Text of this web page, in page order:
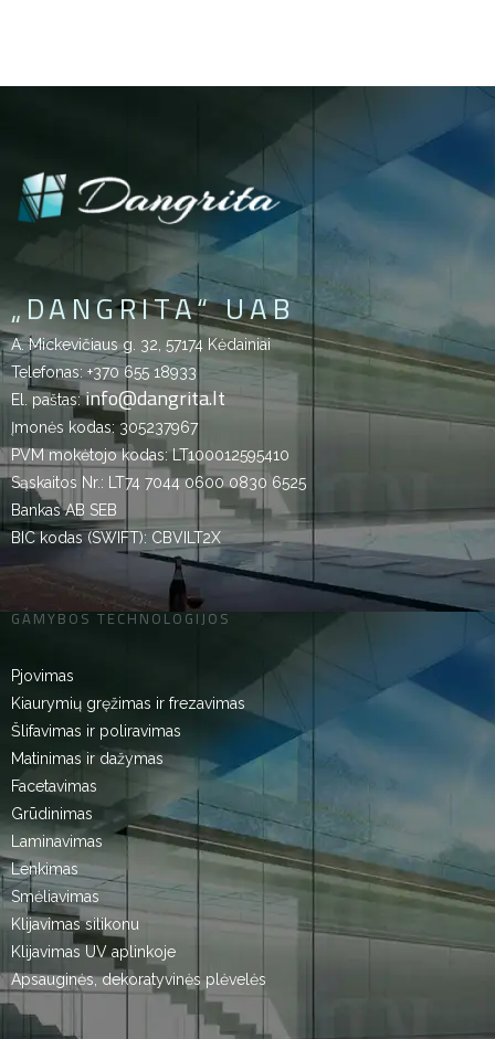
„DANGRITA“ UAB
A. Mickevičiaus g. 32, 57174 Kėdainiai
Telefonas: +370 655 18933
El. paštas:info@dangrita.lt
Įmonės kodas: 305237967
PVM mokėtojo kodas: LT100012595410
Sąskaitos Nr.: LT74 7044 0600 0830 6525
Bankas AB SEB
BIC kodas (SWIFT): CBVILT2X
GAMYBOS TECHNOLOGIJOS
Pjovimas
Kiaurymių gręžimas ir frezavimas
Šlifavimas ir poliravimas
Matinimas ir dažymas
Facetavimas
Grūdinimas
Laminavimas
Lenkimas
Smėliavimas
Klijavimas silikonu
Klijavimas UV aplinkoje
Apsauginės, dekoratyvinės plėvelės